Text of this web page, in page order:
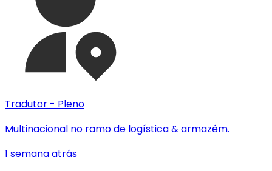
Tradutor - Pleno
Multinacional no ramo de logística & armazém.
1 semana atrás